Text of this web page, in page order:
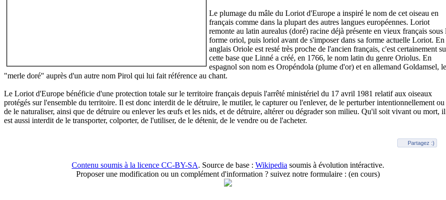
Le plumage du mâle du Loriot d'Europe a inspiré le nom de cet oiseau en
français comme dans la plupart des autres langues européennes. Loriot
remonte au latin aurealus (doré) racine déjà présente en vieux français sous
forme oriol, puis loriol avant de s'imposer dans sa forme actuelle Loriot. En
anglais Oriole est resté très proche de l'ancien français, c'est certainement
cette base que Linné a créé, en 1766, le nom latin du genre Oriolus. En
espagnol son nom es Oropéndola (plume d'or) et en allemand Goldamsel, le
"merle doré" auprès d'un autre nom Pirol qui lui fait référence au chant.
Le Loriot d'Europe bénéficie d'une protection totale sur le territoire français depuis l'arrêté ministériel du 17 avril 1981 relatif aux oiseaux
protégés sur l'ensemble du territoire. Il est donc interdit de le détruire, le mutiler, le capturer ou l'enlever, de le perturber intentionnellement ou
de le naturaliser, ainsi que de détruire ou enlever les œufs et les nids, et de détruire, altérer ou dégrader son milieu. Qu'il soit vivant ou mort, il
est aussi interdit de le transporter, colporter, de l'utiliser, de le détenir, de le vendre ou de l'acheter.
Partagez :)
Contenu soumis à la licence CC-BY-SA. Source de base : Wikipedia soumis à évolution intéractive.
Proposer une modification ou un complément d'information ? suivez notre formulaire : (en cours)